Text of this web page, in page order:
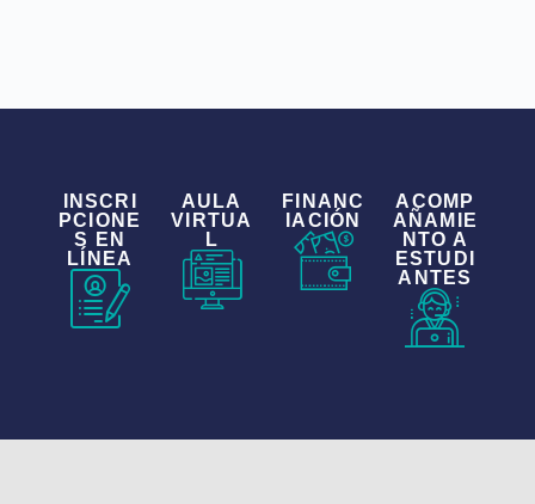
INSCRI
PCIONE
S EN
LÍNEA
AULA
VIRTUA
L
FINANC
IACIÓN
ACOMP
AÑAMIE
NTO A
ESTUDI
ANTES